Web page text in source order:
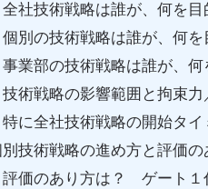
全社技術戦略は誰が、何を
個別の技術戦略は誰が、何
事業部の技術戦略は誰が、
技術戦略の影響範囲と拘束
特に全社技術戦略の開始タ
別技術戦略の進め方と評価
評価のあり方は？ ゲート